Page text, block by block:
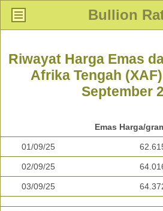
Bullion
Riwayat Harga Emas
Afrika Tengah
September
Emas Harga/
01/09/25
02/09/25
03/09/25